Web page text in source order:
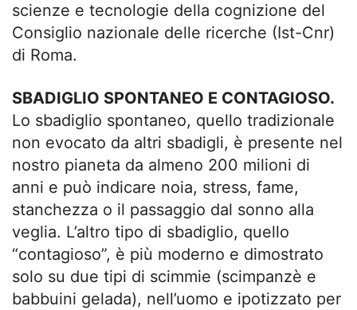
scienze e tecnologie della cognizione del
Consiglio nazionale delle ricerche (Ist-Cnr)
di Roma.
SBADIGLIO SPONTANEO E CONTAGIOSO.
Lo sbadiglio spontaneo, quello tradizionale
non evocato da altri sbadigli, è presente nel
nostro pianeta da almeno 200 milioni di
anni e può indicare noia, stress, fame,
stanchezza o il passaggio dal sonno alla
veglia. L’altro tipo di sbadiglio, quello
“contagioso”, è più moderno e dimostrato
solo su due tipi di scimmie (scimpanzè e
babbuini gelada), nell’uomo e ipotizzato per